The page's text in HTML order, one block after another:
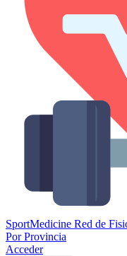
SportMedicine Red de
Por Provincia
Acceder